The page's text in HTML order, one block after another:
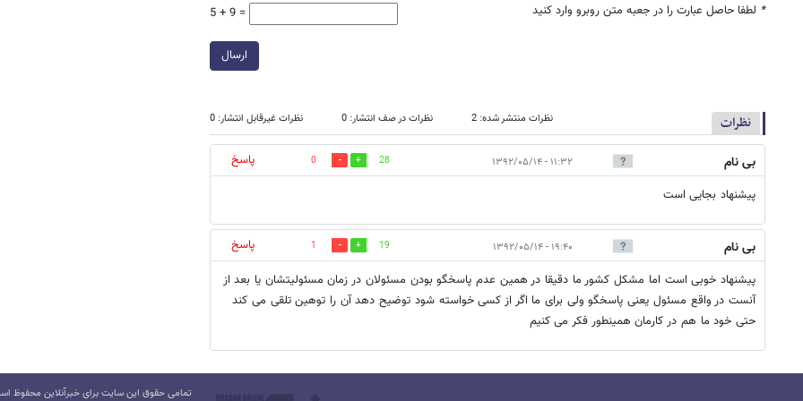
* لطفا حاصل عبارت را در جعبه متن روبرو وارد کنید 5 + 9 =
ارسال
نظرات نظرات منتشر شده: 2 نظرات در صف انتشار: 0 نظرات غیرقابل انتشار: 0
بی نام ۱۱:۳۲ - ۱۳۹۲/۰۵/۱۴ 28
0
پاسخ
پیشنهاد بجایی است
بی نام ۱۹:۴۰ - ۱۳۹۲/۰۵/۱۴ 19
1
پاسخ
پیشنهاد خوبی است اما مشکل کشور ما دقیقا در همین عدم پاسخگو بودن مسئولان در زمان مسئولیتشان یا بعد از
آنست در واقع مسئول یعنی پاسخگو ولی برای ما اگر از کسی خواسته شود توضیح دهد آن را توهین تلقی می کند
حتی خود ما هم در کارمان همینطور فکر می کنیم
تمامی حقوق این سایت برای خبرآنلاین محفوظ